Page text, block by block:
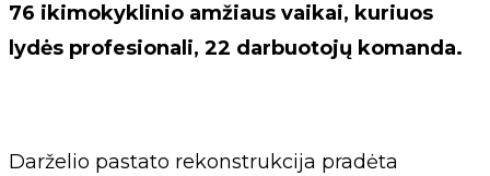
76 ikimokyklinio amžiaus vaikai, kuriuos
lydės profesionali, 22 darbuotojų komanda.
Darželio pastato rekonstrukcija pradėta